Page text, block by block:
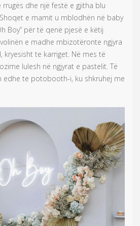
dhe një festë e gjitha blu
e mamit u mblodhën në baby
Boy” për të qenë pjesë e këtij
e madhe mbizotëronte ngjyra
kryesisht te karriget. Në mes të
lulesh në ngjyrat e pastelit. Të
edhe te potobooth-i, ku shkruhej me